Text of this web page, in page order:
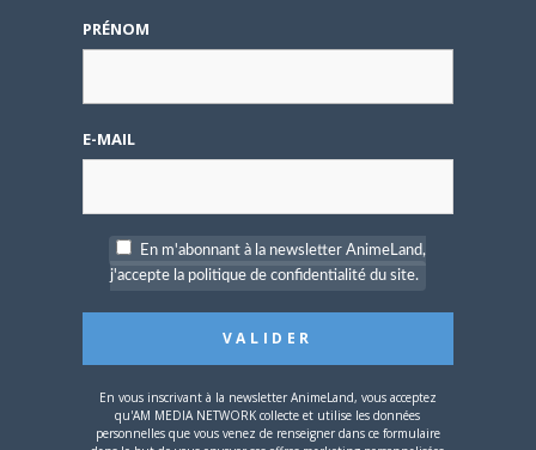
Agenda
NUMÉRO
221
DATE DE SORTIE
28 mars 2018
PARLEZ-EN À VOS AMIS !
PRÉNOM
E-MAIL
En m'abonnant à la newsletter AnimeLand,
j'accepte la politique de confidentialité du site.
En vous inscrivant à la newsletter AnimeLand, vous acceptez
qu'AM MEDIA NETWORK collecte et utilise les données
personnelles que vous venez de renseigner dans ce formulaire